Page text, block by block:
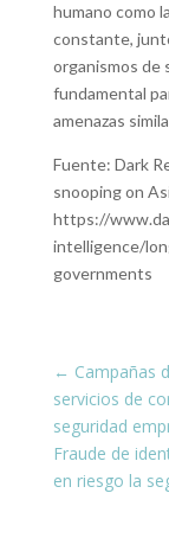
humano como
constante,
organismos de
fundamental
amenazas
Fuente: Dark
snooping on
https://
intelligence/
governments
← Campañas
servicios de
seguridad
Fraude de
en riesgo la